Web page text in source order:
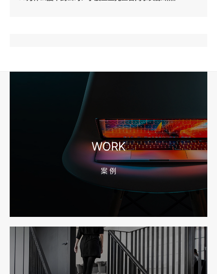
宁波高端网站建设公司推荐，移动端验收别放到最后
宁波网站建设报价怎么看？合同、源码和后台要先写清
2026-08-04 17:55:09
宁波制造业网站建设公司怎么选？先看产品询盘字段
WORK
案 例